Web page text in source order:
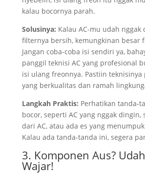
kalau bocornya parah.
Solusinya: Kalau AC-mu udah
filternya bersih, kemungkinan besar
Jangan coba-coba isi sendiri ya,
panggil teknisi AC yang profesional
isi ulang freonnya. Pastiin teknisinya
yang berkualitas dan ramah
Langkah Praktis: Perhatikan tanda-
bocor, seperti AC yang nggak dingin,
dari AC, atau ada es yang
Kalau ada tanda-tanda ini, segera
3. Komponen Aus?
Wajar!